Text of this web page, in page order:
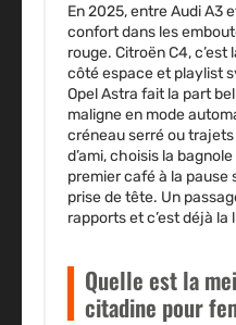
En 2025, entre Audi A3
confort dans les
rouge. Citroën C4,
côté espace et playlist
Opel Astra fait la part
maligne en mode
créneau serré ou trajets
d’ami, choisis la
premier café à la pause
prise de tête. Un
rapports et c’est déjà la
Quelle est la
citadine pour